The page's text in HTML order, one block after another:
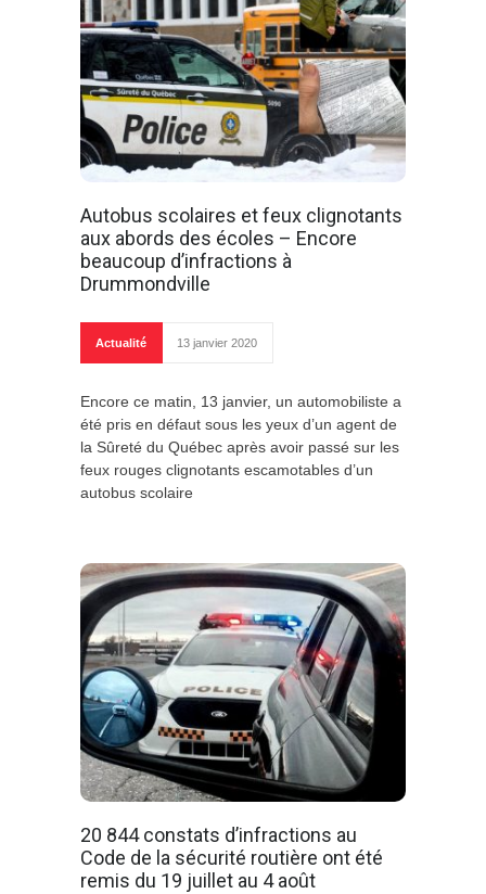
Autobus scolaires et feux clignotants
aux abords des écoles – Encore
beaucoup d’infractions à
Drummondville
Actualité 13 janvier 2020
Encore ce matin, 13 janvier, un automobiliste a
été pris en défaut sous les yeux d’un agent de
la Sûreté du Québec après avoir passé sur les
feux rouges clignotants escamotables d’un
autobus scolaire
20 844 constats d’infractions au
Code de la sécurité routière ont été
remis du 19 juillet au 4 août